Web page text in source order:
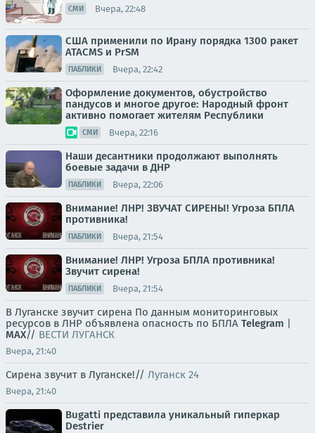
СМИ Вчера, 22:48
США применили по Ирану порядка 1300 ракет
ATACMS и PrSM
ПАБЛИКИ Вчера, 22:42
Оформление документов, обустройство
пандусов и многое другое: Народный фронт
активно помогает жителям Республики
СМИ Вчера, 22:16
Наши десантники продолжают выполнять
боевые задачи в ДНР
ПАБЛИКИ Вчера, 22:06
Внимание! ЛНР! ЗВУЧАТ СИРЕНЫ! Угроза БПЛА
противника!
ПАБЛИКИ Вчера, 21:54
Внимание! ЛНР! Угроза БПЛА противника!
Звучит сирена!
ПАБЛИКИ Вчера, 21:54
В Луганске звучит сирена По данным мониторинговых
ресурсов в ЛНР объявлена опасность по БПЛА Telegram |
MAX// ВЕСТИ ЛУГАНСК
Вчера, 21:40
Сирена звучит в Луганске!// Луганск 24
Вчера, 21:40
Bugatti представила уникальный гиперкар
Destrier